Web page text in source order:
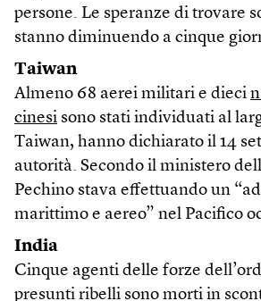
persone. Le speranze di trovare
stanno diminuendo a cinque
Taiwan
Almeno 68 aerei militari e dieci
cinesi sono stati individuati al
Taiwan, hanno dichiarato il 14
autorità. Secondo il ministero
Pechino stava effettuando un
marittimo e aereo” nel Pacifico
India
Cinque agenti delle forze
presunti ribelli sono morti in